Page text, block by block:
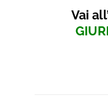
Vai